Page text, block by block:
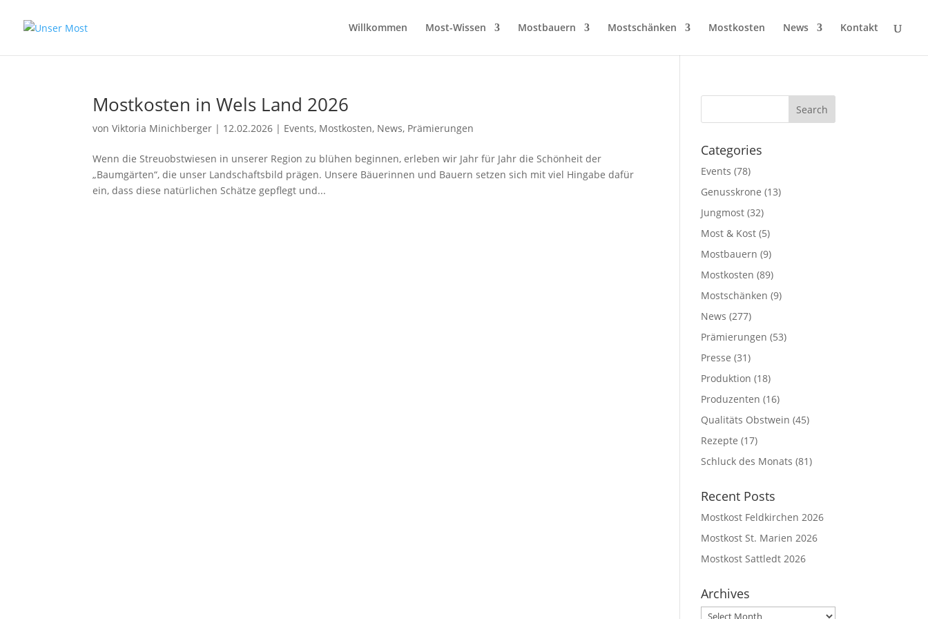
Willkommen Most-Wissen Mostbauern Mostschänken Mostkosten News Kontakt
Mostkosten in Wels Land 2026
vonViktoria Minichberger | 12.02.2026 | Events, Mostkosten, News, Prämierungen
Wenn die Streuobstwiesen in unserer Region zu blühen beginnen, erleben wir Jahr für Jahr die Schönheit der
„Baumgärten“, die unser Landschaftsbild prägen. Unsere Bäuerinnen und Bauern setzen sich mit viel Hingabe dafür
ein, dass diese natürlichen Schätze gepflegt und...
Categories
Events (78)
Genusskrone (13)
Jungmost (32)
Most & Kost (5)
Mostbauern (9)
Mostkosten (89)
Mostschänken (9)
News (277)
Prämierungen (53)
Presse (31)
Produktion (18)
Produzenten (16)
Qualitäts Obstwein (45)
Rezepte (17)
Schluck des Monats (81)
Recent Posts
Mostkost Feldkirchen 2026
Mostkost St. Marien 2026
Mostkost Sattledt 2026
Archives
Archives